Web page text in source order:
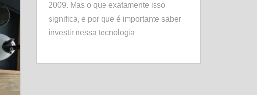
2009. Mas o que exatamente isso
significa, e por que é importante saber
investir nessa tecnologia